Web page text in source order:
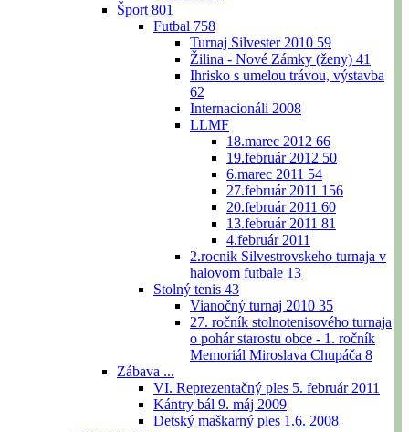
Šport 801
Futbal 758
Turnaj Silvester 2010 59
Žilina - Nové Zámky (ženy) 41
Ihrisko s umelou trávou, výstavba
62
Internacionáli 2008
LLMF
18.marec 2012 66
19.február 2012 50
6.marec 2011 54
27.február 2011 156
20.február 2011 60
13.február 2011 81
4.február 2011
2.rocnik Silvestrovskeho turnaja v
halovom futbale 13
Stolný tenis 43
Vianočný turnaj 2010 35
27. ročník stolnotenisového turnaja
o pohár starostu obce - 1. ročník
Memoriál Miroslava Chupáča 8
Zábava ...
VI. Reprezentačný ples 5. február 2011
Kántry bál 9. máj 2009
Detský maškarný ples 1.6. 2008